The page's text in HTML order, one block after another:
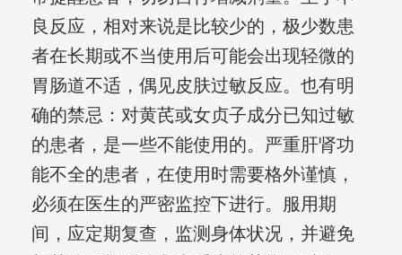
良反应，相对来说是比较少的，极少数患
者在长期或不当使用后可能会出现轻微的
胃肠道不适，偶见皮肤过敏反应。也有明
确的禁忌：对黄芪或女贞子成分已知过敏
的患者，是一些不能使用的。严重肝肾功
能不全的患者，在使用时需要格外谨慎，
必须在医生的严密监控下进行。服用期
间，应定期复查，监测身体状况，并避免